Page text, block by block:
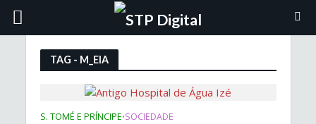
TAG - M_EIA
S. TOMÉ E PRÍNCIPE•SOCIEDADE